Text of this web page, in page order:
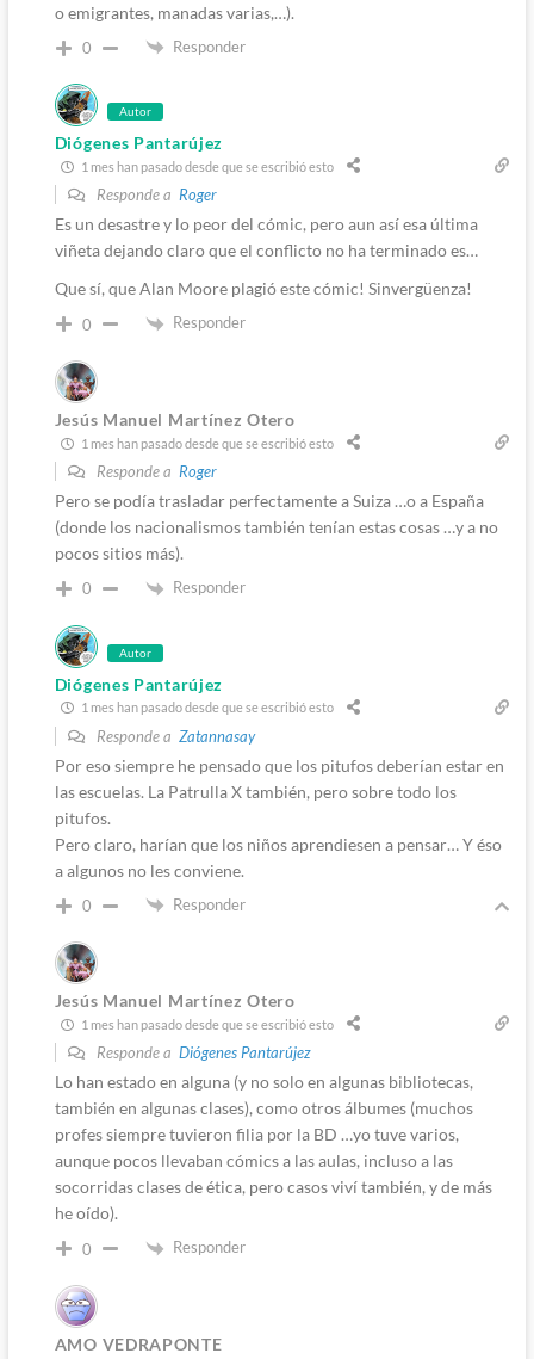
o emigrantes, manadas varias,…).
0 Responder
Autor
Diógenes Pantarújez
1 mes han pasado desde que se escribió esto
Responde a Roger
Es un desastre y lo peor del cómic, pero aun así esa última
viñeta dejando claro que el conflicto no ha terminado es…
Que sí, que Alan Moore plagió este cómic! Sinvergüenza!
0 Responder
Jesús Manuel Martínez Otero
1 mes han pasado desde que se escribió esto
Responde a Roger
Pero se podía trasladar perfectamente a Suiza …o a España
(donde los nacionalismos también tenían estas cosas …y a no
pocos sitios más).
0 Responder
Autor
Diógenes Pantarújez
1 mes han pasado desde que se escribió esto
Responde a Zatannasay
Por eso siempre he pensado que los pitufos deberían estar en
las escuelas. La Patrulla X también, pero sobre todo los
pitufos.
Pero claro, harían que los niños aprendiesen a pensar… Y éso
a algunos no les conviene.
0 Responder
Jesús Manuel Martínez Otero
1 mes han pasado desde que se escribió esto
Responde a Diógenes Pantarújez
Lo han estado en alguna (y no solo en algunas bibliotecas,
también en algunas clases), como otros álbumes (muchos
profes siempre tuvieron filia por la BD …yo tuve varios,
aunque pocos llevaban cómics a las aulas, incluso a las
socorridas clases de ética, pero casos viví también, y de más
he oído).
0 Responder
AMO VEDRAPONTE